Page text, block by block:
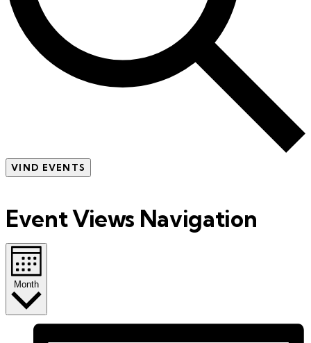
VIND EVENTS
Event Views Navigation
Month